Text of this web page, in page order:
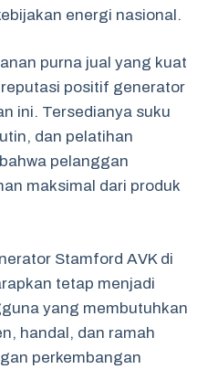
energi nasional.
purna jual yang kuat
positif generator
ini. Tersedianya suku
dan pelatihan
pelanggan
maksimal dari produk
Stamford AVK di
tetap menjadi
yang membutuhkan
handal, dan ramah
perkembangan